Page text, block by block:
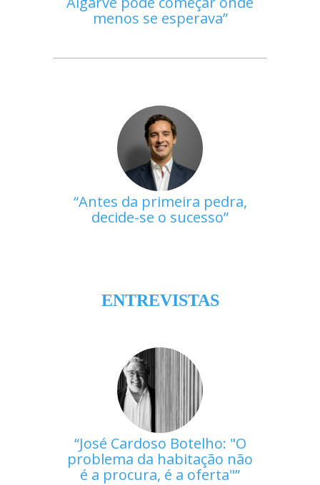
menos se esperava
Antes da primeira pedra,
decide-se o sucesso
ENTREVISTAS
José Cardoso Botelho: "O
problema da habitação não
é a procura, é a oferta"